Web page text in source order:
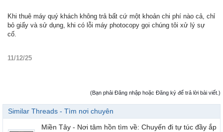
Khi thuê máy quý khách không trả bất cứ một khoản chi phí nào cả, chỉ
bỏ giấy và sử dụng, khi có lỗi máy photocopy gọi chúng tôi xử lý sự
cố.
11/12/25
(Bạn phải Đăng nhập hoặc Đăng ký để trả lời bài viết.)
Similar Threads - Tìm nơi chuyên
Miền Tây - Nơi tâm hồn tìm về: Chuyến đi tự túc đầy ắp